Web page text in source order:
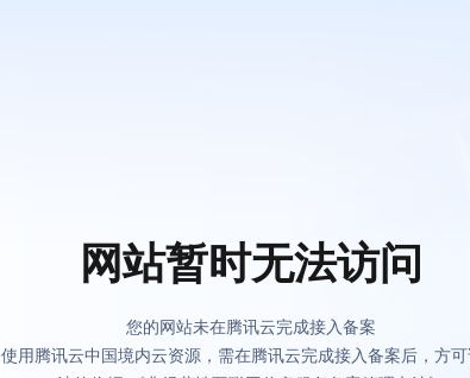
网站暂时无法访问
您的网站未在腾讯云完成接入备案
使用腾讯云中国境内云资源，需在腾讯云完成接入备案后，方